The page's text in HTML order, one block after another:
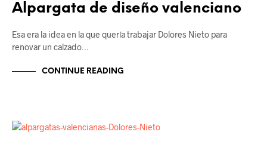
Alpargata de diseño valenciano
Esa era la idea en la que quería trabajar Dolores Nieto para
renovar un calzado…
CONTINUE READING